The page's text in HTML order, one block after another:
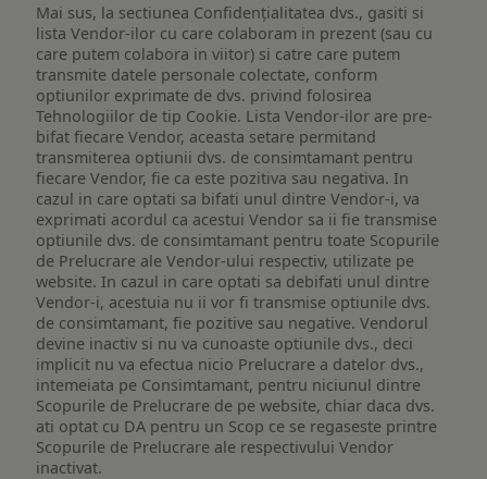
Mai sus, la sectiunea Confidențialitatea dvs., gasiti si
lista Vendor-ilor cu care colaboram in prezent (sau cu
care putem colabora in viitor) si catre care putem
transmite datele personale colectate, conform
optiunilor exprimate de dvs. privind folosirea
Tehnologiilor de tip Cookie. Lista Vendor-ilor are pre-
bifat fiecare Vendor, aceasta setare permitand
transmiterea optiunii dvs. de consimtamant pentru
fiecare Vendor, fie ca este pozitiva sau negativa. In
cazul in care optati sa bifati unul dintre Vendor-i, va
exprimati acordul ca acestui Vendor sa ii fie transmise
optiunile dvs. de consimtamant pentru toate Scopurile
de Prelucrare ale Vendor-ului respectiv, utilizate pe
website. In cazul in care optati sa debifati unul dintre
Vendor-i, acestuia nu ii vor fi transmise optiunile dvs.
de consimtamant, fie pozitive sau negative. Vendorul
devine inactiv si nu va cunoaste optiunile dvs., deci
implicit nu va efectua nicio Prelucrare a datelor dvs.,
intemeiata pe Consimtamant, pentru niciunul dintre
Scopurile de Prelucrare de pe website, chiar daca dvs.
ati optat cu DA pentru un Scop ce se regaseste printre
Scopurile de Prelucrare ale respectivului Vendor
inactivat.